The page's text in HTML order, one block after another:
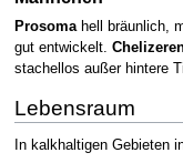
Prosomahell bräunlich,
gut entwickelt.
stachellos außer hintere
Lebensraum
In kalkhaltigen Gebieten